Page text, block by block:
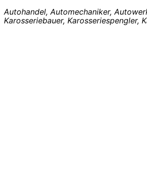
Autohandel, Automechaniker,
Karosseriebauer, Karosseriespengler,